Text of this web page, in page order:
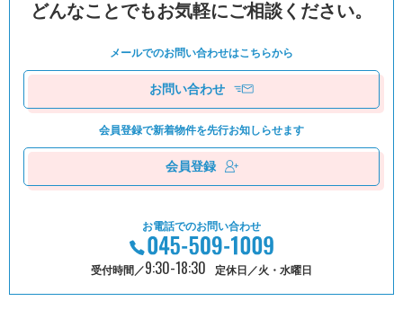
どんなことでもお気軽にご相談ください。
メールでのお問い合わせはこちらから
お問い合わせ
会員登録で新着物件を先⾏お知しらせます
会員登録
お電話でのお問い合わせ
受付時間／9:30-18:30 定休日／火・水曜日